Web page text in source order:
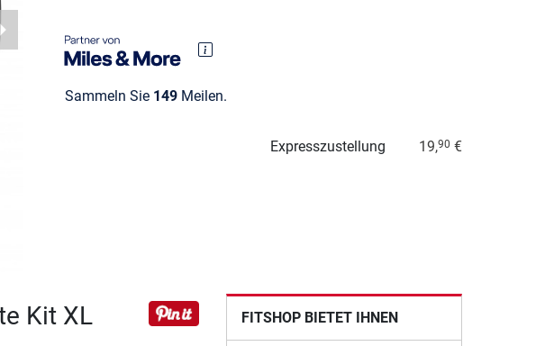
Sammeln Sie 149Meilen.
Expresszustellung 19,90 €
Kit XL FITSHOP BIETET IHNEN